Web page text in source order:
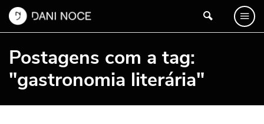
Postagens com a tag:
"gastronomia literária"